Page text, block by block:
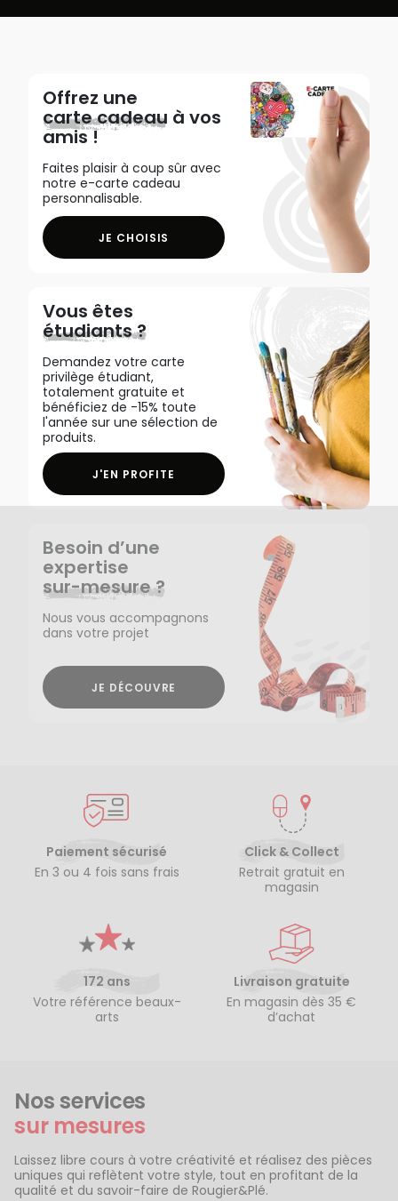
Offrez une
carte cadeau à vos
amis !
Faites plaisir à coup sûr avec
notre e-carte cadeau
personnalisable.
JE CHOISIS
Vous êtes
étudiants ?
Demandez votre carte
privilège étudiant,
totalement gratuite et
bénéficiez de -15% toute
l'année sur une sélection de
produits.
J'EN PROFITE
Besoin d’une
expertise
sur-mesure ?
Nous vous accompagnons
dans votre projet
JE DÉCOUVRE
Paiement sécurisé
En 3 ou 4 fois sans frais
Click & Collect
Retrait gratuit en
magasin
172 ans
Votre référence beaux-
arts
Livraison gratuite
En magasin dès 35 €
d’achat
Nos services
sur mesures
Laissez libre cours à votre créativité et réalisez des pièces
uniques qui reflètent votre style, tout en profitant de la
qualité et du savoir-faire de Rougier&Plé.